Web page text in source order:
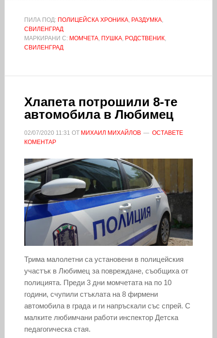
ПИЛА ПОД: ПОЛИЦЕЙСКА ХРОНИКА, РАЗДУМКА,
СВИЛЕНГРАД
МАРКИРАНИ С: МОМЧЕТА, ПУШКА, РОДСТВЕНИК,
СВИЛЕНГРАД
Хлапета потрошили 8-те
автомобила в Любимец
02/07/2020 11:31 ОТ МИХАИЛ МИХАЙЛОВ
ОСТАВЕТЕ
КОМЕНТАР
Трима малолетни са установени в полицейския
участък в Любимец за повреждане, съобщиха от
полицията. Преди 3 дни момчетата на по 10
години, счупили стъклата на 8 фирмени
автомобила в града и ги напръскали със спрей. С
малките любимчани работи инспектор Детска
педагогическа стая.